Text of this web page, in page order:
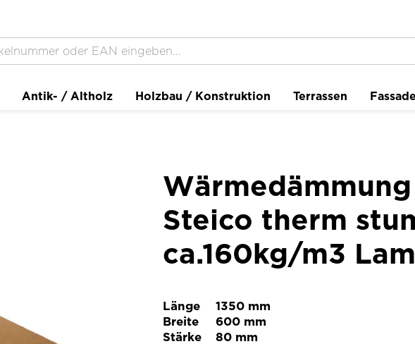
Antik- / Altholz Holzbau / Konstruktion Terrassen
Steico therm
ca.160kg/m3
Länge
1350 mm
Breite
600 mm
Stärke
80 mm